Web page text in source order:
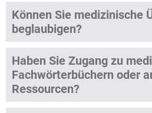
Können Sie medizinische
beglaubigen?
Haben Sie Zugang zu
Fachwörterbüchern oder
Ressourcen?